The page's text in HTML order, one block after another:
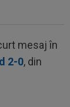
mesaj în
2-0, din